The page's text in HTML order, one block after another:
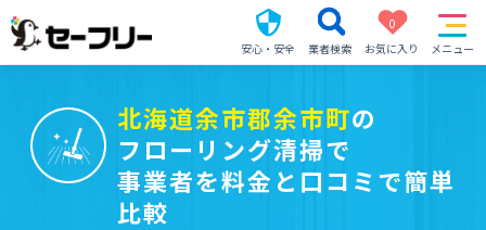
安心・安全 業者検索
0
お気に入り
メニュー
北海道余市郡余市町の
フローリング清掃で
事業者を料金と口コミで簡単
比較